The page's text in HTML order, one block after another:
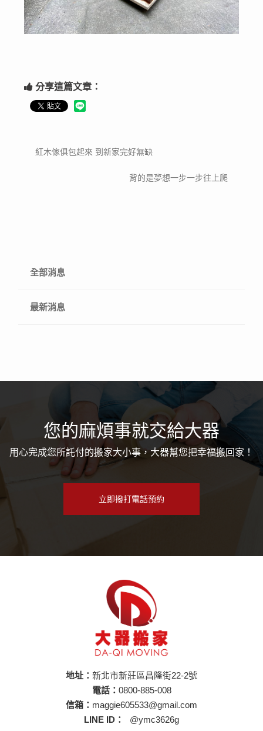
分享這篇文章：
紅木傢俱包起來 到新家完好無缺
背的是夢想一步一步往上爬
全部消息
最新消息
您的麻煩事就交給大器
用心完成您所託付的搬家大小事，大器幫您把幸福搬回家！
立即撥打電話預約
地址： 新北市新莊區昌隆街22-2號
電話： 0800-885-008
信箱： maggie605533@gmail.com
LINE ID：
@ymc3626g